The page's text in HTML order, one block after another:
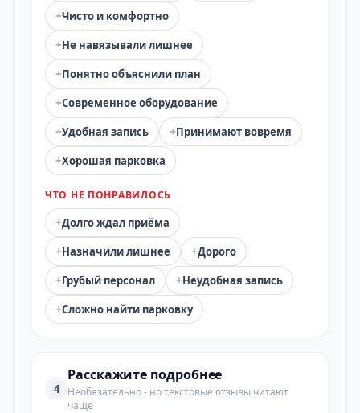
+Чисто и комфортно
+Не навязывали лишнее
+Понятно объяснили план
+Современное оборудование
+Удобная запись +Принимают вовремя
+Хорошая парковка
ЧТО НЕ ПОНРАВИЛОСЬ
+Долго ждал приёма
+Назначили лишнее +Дорого
+Грубый персонал +Неудобная запись
+Сложно найти парковку
4
Расскажите подробнее
Необязательно - но текстовые отзывы читают
чаще